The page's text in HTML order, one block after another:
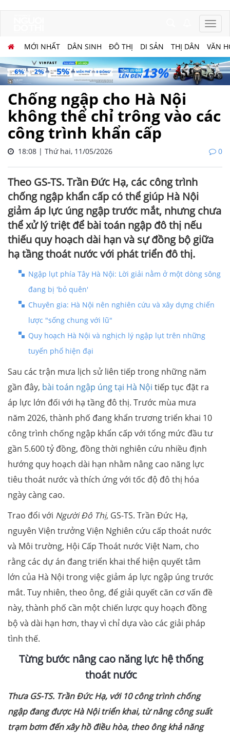
MỚI NHẤT DÂN SINH ĐÔ THỊ DI SẢN THỊ DÂN VĂN
Chống ngập cho Hà Nội
không thể chỉ trông vào các
công trình khẩn cấp
18:08 | Thứ hai, 11/05/2026 0
Theo GS-TS. Trần Đức Hạ, các công trình
chống ngập khẩn cấp có thể giúp Hà Nội
giảm áp lực úng ngập trước mắt, nhưng chưa
thể xử lý triệt để bài toán ngập đô thị nếu
thiếu quy hoạch dài hạn và sự đồng bộ giữa
hạ tầng thoát nước với phát triển đô thị.
Ngập lụt phía Tây Hà Nội: Lời giải nằm ở một dòng sông
đang bị 'bỏ quên'
Chuyên gia: Hà Nội nên nghiên cứu và xây dựng chiến
lược "sống chung với lũ"
Quy hoạch Hà Nội và nghịch lý ngập lụt trên những
tuyến phố hiện đại
Sau các trận mưa lịch sử liên tiếp trong những năm
gần đây, bài toán ngập úng tại Hà Nội tiếp tục đặt ra
áp lực lớn đối với hạ tầng đô thị. Trước mùa mưa
năm 2026, thành phố đang khẩn trương triển khai 10
công trình chống ngập khẩn cấp với tổng mức đầu tư
gần 5.600 tỷ đồng, đồng thời nghiên cứu nhiều định
hướng quy hoạch dài hạn nhằm nâng cao năng lực
tiêu thoát nước và thích ứng với tốc độ đô thị hóa
ngày càng cao.
Trao đổi với Người Đô Thị, GS-TS. Trần Đức Hạ,
nguyên Viện trưởng Viện Nghiên cứu cấp thoát nước
và Môi trường, Hội Cấp Thoát nước Việt Nam, cho
rằng các dự án đang triển khai thể hiện quyết tâm
lớn của Hà Nội trong việc giảm áp lực ngập úng trước
mắt. Tuy nhiên, theo ông, để giải quyết căn cơ vấn đề
này, thành phố cần một chiến lược quy hoạch đồng
bộ và dài hạn hơn, thay vì chỉ dựa vào các giải pháp
tình thế.
Từng bước nâng cao năng lực hệ thống
thoát nước
Thưa GS-TS. Trần Đức Hạ, với 10 công trình chống
ngập đang được Hà Nội triển khai, từ nâng công suất
trạm bơm đến xây hồ điều hòa, theo ông khả năng